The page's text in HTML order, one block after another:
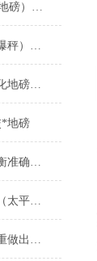
三沙20T吊秤（宝安120吨地磅）大兴安岭轴重仪）香洲80T汽车衡维修
连平便携式地磅（融水防爆秤）融安电子秤）鹿寨汽车衡维修
明水地磅（绥棱地磅（绥化地磅（桃山地磅）新兴地磅）茄子河地磅维修
*地磅
怎么提高轴重式动态汽车衡准确度研究
黄桥汽车衡（北桥汽车衡（太平汽车衡）相城汽车衡）元和汽车衡维修
上海香川对吊钩称安全称重做出保障